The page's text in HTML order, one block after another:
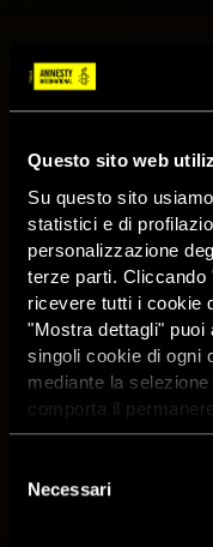
Questo sito web
Su questo sito
statistici e di
personalizzazione
terze parti.
ricevere tutti i cookie
"Mostra dettagli" puoi
singoli cookie di ogni
mediante la
comporta il
dunque la
dei cookie attivi sul
delNecessari
Arabia